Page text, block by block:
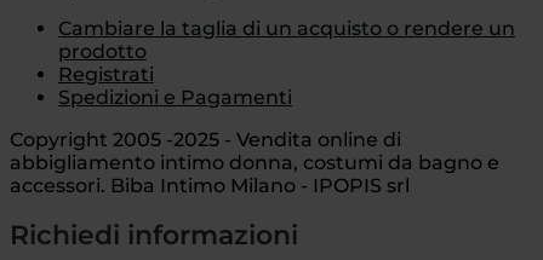
Cambiare la taglia di un acquisto o rendere un
prodotto
Registrati
Spedizioni e Pagamenti
Copyright 2005 -2025 - Vendita online di
abbigliamento intimo donna, costumi da bagno e
accessori. Biba Intimo Milano - IPOPIS srl
Richiedi informazioni